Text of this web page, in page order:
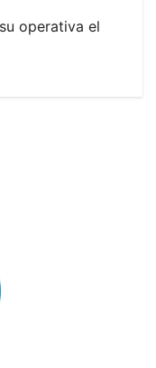
operativa el